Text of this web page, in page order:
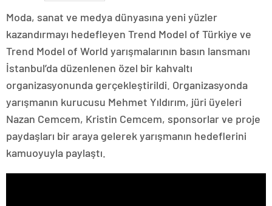
Moda, sanat ve medya dünyasına yeni yüzler
kazandırmayı hedefleyen Trend Model of Türkiye ve
Trend Model of World yarışmalarının basın lansmanı
İstanbul’da düzenlenen özel bir kahvaltı
organizasyonunda gerçekleştirildi. Organizasyonda
yarışmanın kurucusu Mehmet Yıldırım, jüri üyeleri
Nazan Cemcem, Kristin Cemcem, sponsorlar ve proje
paydaşları bir araya gelerek yarışmanın hedeflerini
kamuoyuyla paylaştı.